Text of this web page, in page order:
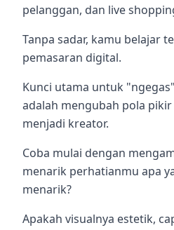
pelanggan, dan live
Tanpa sadar, kamu belajar
pemasaran digital.
Kunci utama untuk
adalah mengubah pola
menjadi kreator.
Coba mulai dengan
menarik perhatianmu apa
menarik?
Apakah visualnya estetik,